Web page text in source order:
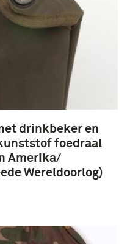
drinkbeker en
foedraal
Amerika/
Wereldoorlog)